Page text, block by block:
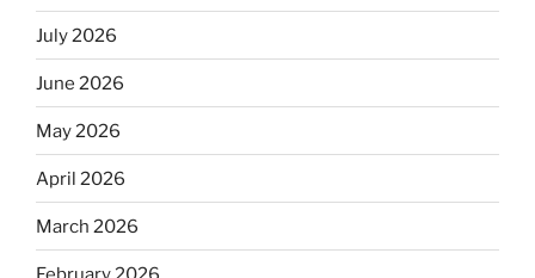
July 2026
June 2026
May 2026
April 2026
March 2026